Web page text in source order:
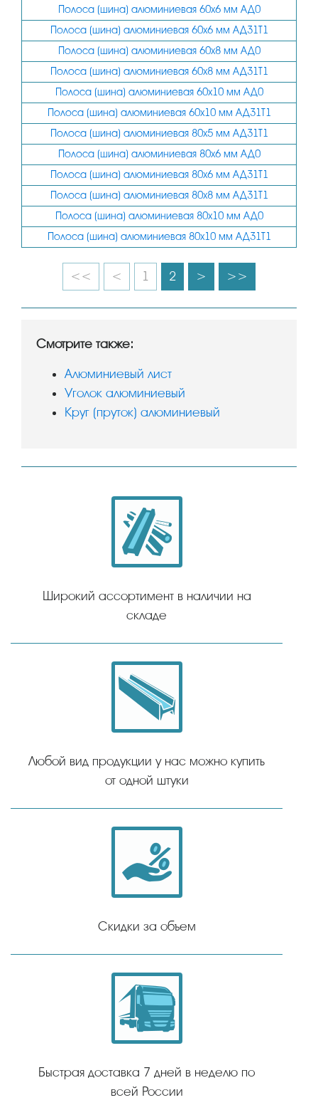
Полоса (шина) алюминиевая 60х6 мм АД0
Полоса (шина) алюминиевая 60х6 мм АД31Т1
Полоса (шина) алюминиевая 60х8 мм АД0
Полоса (шина) алюминиевая 60х8 мм АД31Т1
Полоса (шина) алюминиевая 60х10 мм АД0
Полоса (шина) алюминиевая 60х10 мм АД31Т1
Полоса (шина) алюминиевая 80х5 мм АД31Т1
Полоса (шина) алюминиевая 80х6 мм АД0
Полоса (шина) алюминиевая 80х6 мм АД31Т1
Полоса (шина) алюминиевая 80х8 мм АД31Т1
Полоса (шина) алюминиевая 80х10 мм АД0
Полоса (шина) алюминиевая 80х10 мм АД31Т1
<< < 1 2 > >>
Смотрите также:
Алюминиевый лист
Уголок алюминиевый
Круг (пруток) алюминиевый
Широкий ассортимент в наличии на
складе
Любой вид продукции у нас можно купить
от одной штуки
Скидки за объем
Быстрая доставка 7 дней в неделю по
всей России